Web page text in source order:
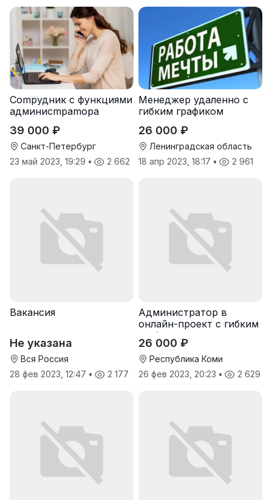
Cоmpудник с функциями
админисmраmоpа
39 000 ₽
Санкт-Петербург
23 май 2023, 19:29 • 2 662
Менеджер удаленно с
гибким графиком
26 000 ₽
Ленинградская область
18 апр 2023, 18:17 • 2 961
Вакансия
Не указана
Вся Россия
28 фев 2023, 12:47 • 2 177
Администратор в
онлайн-проект с гибким
графиком
26 000 ₽
Республика Коми
26 фев 2023, 20:23 • 2 629